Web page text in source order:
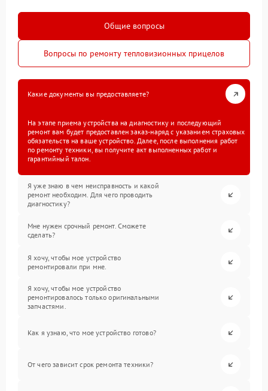
Общие вопросы
Вопросы по ремонту тепловизионных прицелов
Какие документы вы предоставляете?
На этапе приема устройства на диагностику и последующий
ремонт вам будет предоставлен заказ-наряд с указанием страховых
обязательств на ваше устройство. Далее, после выполнения работ
по ремонту техники, вы получите акт выполненных работ и
гарантийный талон.
Я уже знаю в чем неисправность и какой
ремонт необходим. Для чего проводить
диагностику?
Мне нужен срочный ремонт. Сможете
сделать?
Я хочу, чтобы мое устройство
ремонтировали при мне.
Я хочу, чтобы мое устройство
ремонтировалось только оригинальными
запчастями.
Как я узнаю, что мое устройство готово?
От чего зависит срок ремонта техники?